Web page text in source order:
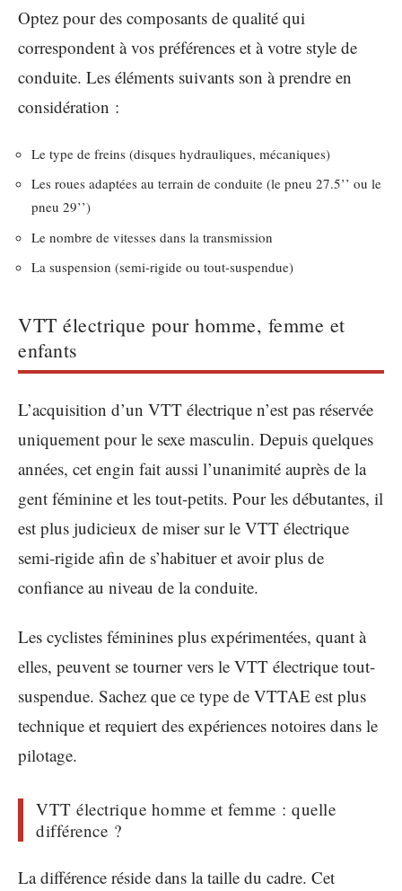
Optez pour des composants de qualité qui
correspondent à vos préférences et à votre style de
conduite. Les éléments suivants son à prendre en
considération :
Le type de freins (disques hydrauliques, mécaniques)
Les roues adaptées au terrain de conduite (le pneu 27.5’’ ou le
pneu 29’’)
Le nombre de vitesses dans la transmission
La suspension (semi-rigide ou tout-suspendue)
VTT électrique pour homme, femme et
enfants
L’acquisition d’un VTT électrique n’est pas réservée
uniquement pour le sexe masculin. Depuis quelques
années, cet engin fait aussi l’unanimité auprès de la
gent féminine et les tout-petits. Pour les débutantes, il
est plus judicieux de miser sur le VTT électrique
semi-rigide afin de s’habituer et avoir plus de
confiance au niveau de la conduite.
Les cyclistes féminines plus expérimentées, quant à
elles, peuvent se tourner vers le VTT électrique tout-
suspendue. Sachez que ce type de VTTAE est plus
technique et requiert des expériences notoires dans le
pilotage.
VTT électrique homme et femme : quelle
différence ?
La différence réside dans la taille du cadre. Cet